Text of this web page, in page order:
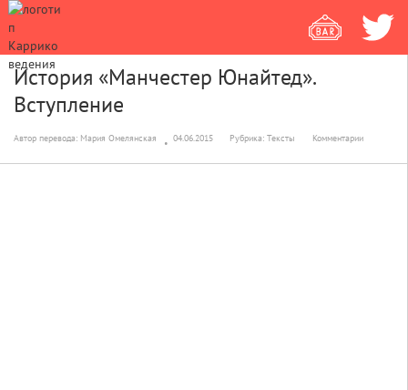
История «Манчестер Юнайтед».
Вступление
Автор перевода: Мария Омелянская 04.06.2015 Рубрика: Тексты Комментарии